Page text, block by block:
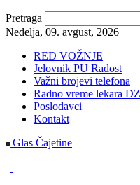
Pretraga
Nedelja, 09. avgust, 2026
RED VOŽNJE
Jelovnik PU Radost
Važni brojevi telefona
Radno vreme lekara
Poslodavci
Kontakt
Glas Čajetine